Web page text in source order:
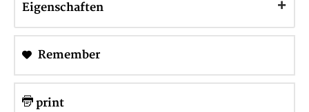
Eigenschaften
Remember
print